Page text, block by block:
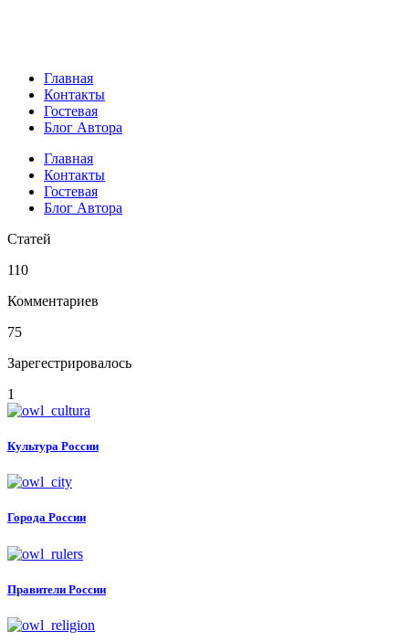
Главная
Контакты
Гостевая
Блог Автора
Главная
Контакты
Гостевая
Блог Автора
Статей
110
Комментариев
75
Зарегестрировалось
1
Культура России
Города России
Правители России